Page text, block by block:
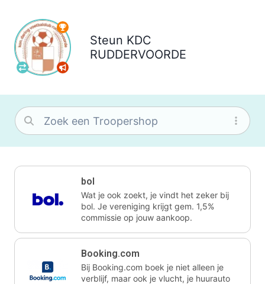
Steun KDC
RUDDERVOORDE
bol
Wat je ook zoekt, je vindt het zeker bij
bol. Je vereniging krijgt gem. 1,5%
commissie op jouw aankoop.
Booking.com
Bij Booking.com boek je niet alleen je
verblijf, maar ook je vlucht, je huurauto